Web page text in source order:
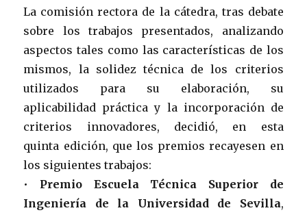
La comisión rectora de la cátedra, tras debate
sobre los trabajos presentados, analizando
aspectos tales como las características de los
mismos, la solidez técnica de los criterios
utilizados para su elaboración, su
aplicabilidad práctica y la incorporación de
criterios innovadores, decidió, en esta
quinta edición, que los premios recayesen en
los siguientes trabajos:
• Premio Escuela Técnica Superior de
Ingeniería de la Universidad de Sevilla,